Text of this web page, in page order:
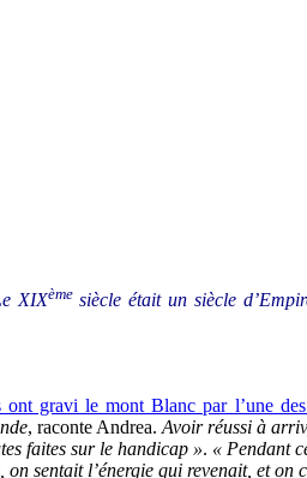
XIXèmesiècle était un siècle
ont gravi le mont Blanc par l’une
, raconte Andrea. Avoir réussi à
faites sur le handicap ». « Pendant
sentait l’énergie qui revenait, et on